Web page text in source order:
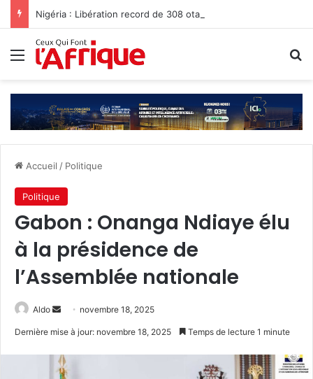
Menu
Accueil / Politique
Politique
‎Gabon : Onanga Ndiaye élu
à la présidence de
l’Assemblée nationale
Aldo
Envoyernovembre 18, 2025
Dernière mise à jour: novembre 18, 2025 Temps de lecture 1 minute